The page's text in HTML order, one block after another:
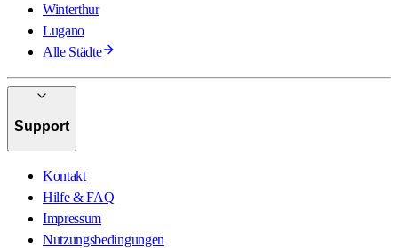
Winterthur
Lugano
Alle Städte
Support
Kontakt
Hilfe & FAQ
Impressum
Nutzungsbedingungen